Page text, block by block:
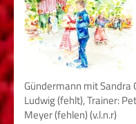
Gündermann mit Sandra
Ludwig (fehlt), Trainer:
Meyer (fehlen) (v.l.n.r)